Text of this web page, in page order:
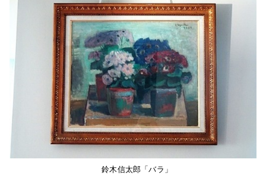
鈴木信太郎「バラ」